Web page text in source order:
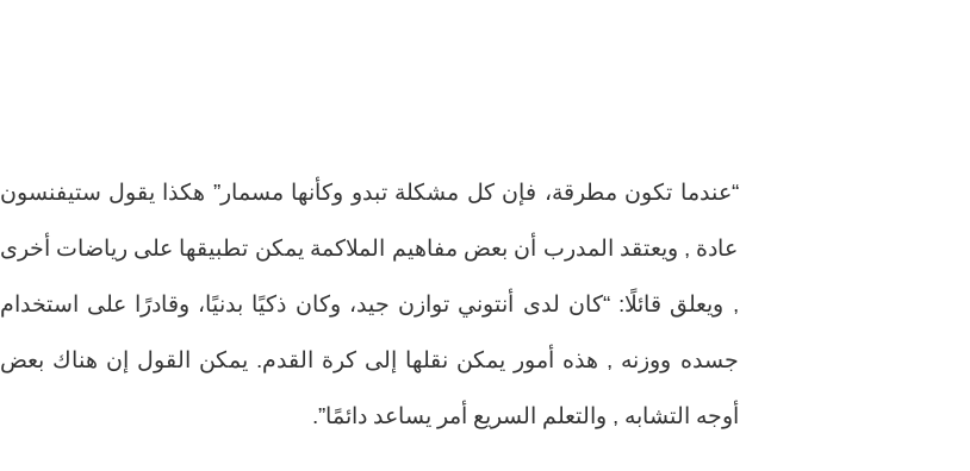
“عندما تكون مطرقة، فإن كل مشكلة تبدو وكأنها مسمار” هكذا يقول ستيفنسون
عادة , ويعتقد المدرب أن بعض مفاهيم الملاكمة يمكن تطبيقها على رياضات أخرى
, ويعلق قائلًا: “كان لدى أنتوني توازن جيد، وكان ذكيًا بدنيًا، وقادرًا على استخدام
جسده ووزنه , هذه أمور يمكن نقلها إلى كرة القدم. يمكن القول إن هناك بعض
أوجه التشابه , والتعلم السريع أمر يساعد دائمًا”.